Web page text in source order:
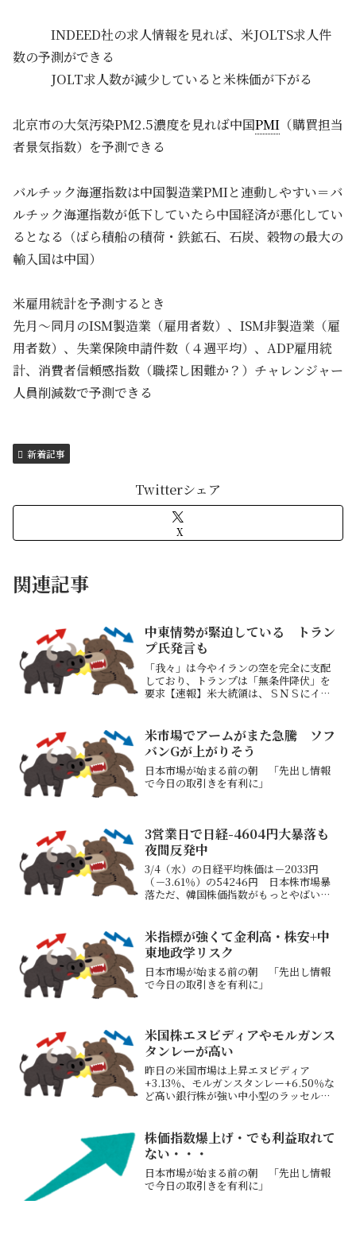
INDEED社の求人情報を見れば、米JOLTS求人件
数の予測ができる
JOLT求人数が減少していると米株価が下がる
北京市の大気汚染PM2.5濃度を見れば中国PMI （購買担当
者景気指数）を予測できる
バルチック海運指数は中国製造業PMIと連動しやすい＝バ
ルチック海運指数が低下していたら中国経済が悪化してい
るとなる（ばら積船の積荷・鉄鉱石、石炭、穀物の最大の
輸入国は中国）
米雇用統計を予測するとき
先月～同月のISM製造業（雇用者数）、ISM非製造業（雇
用者数）、失業保険申請件数（４週平均）、ADP雇用統
計、消費者信頼感指数（職探し困難か？）チャレンジャー
人員削減数で予測できる
新着記事
Twitterシェア
X
関連記事
中東情勢が緊迫している トラン
プ氏発言も
「我々」は今やイランの空を完全に支配
しており、トランプは「無条件降伏」を
要求【速報】米大統領は、ＳＮＳにイラ
議、応じなければ大型爆弾「バンカーバ
スター」で攻撃検討→トラ...
米市場でアームがまた急騰 ソフ
バンGが上がりそう
日本市場が始まる前の朝 「先出し情報
で今日の取引きを有利に」
3営業日で日経-4604円大暴落も
夜間反発中
3/4（水）の日経平均株価は－2033円
（－3.61％）の54246円 日本株市場暴
落ただ、韓国株価指数がもっとやばい
でもない下落となった午前中にサーキッ
トブレ...
米指標が強くて金利高・株安+中
東地政学リスク
日本市場が始まる前の朝 「先出し情報
で今日の取引きを有利に」
米国株エヌビディアやモルガンス
タンレーが高い
昨日の米国市場は上昇エヌビディア
+3.13％、モルガンスタンレー+6.50％な
ど高い銀行株が強い中小型のラッセル
券資産評価額昨日の保有株は中国電力
+3.45...
株価指数爆上げ・でも利益取れて
ない・・・
日本市場が始まる前の朝 「先出し情報
で今日の取引きを有利に」